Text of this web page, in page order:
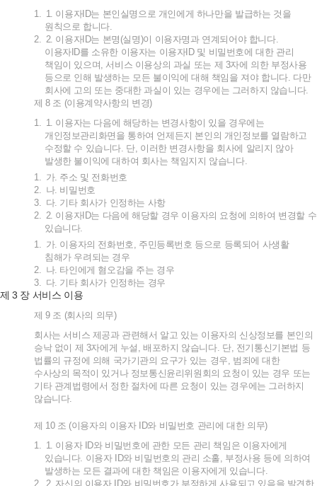
1.
1. 이용자ID는 본인실명으로 개인에게 하나만을 발급하는 것을
원칙으로 합니다.
2.
2. 이용자ID는 본명 (실명)이 이용자명과 연계되어야 합니다.
이용자ID를 소유한 이용자는 이용자ID 및 비밀번호에 대한 관리
책임이 있으며 서비스 이용상의 과실 또는 제 3자에 의한 부정사용
등으로 인해 발생하는 모든 불이익에 대해 책임을 져야 합니다. 다만
회사에 고의 또는 중대한 과실이 있는 경우에는 그러하지 않습니다.
제 8 조 (이용계약사항의 변경)
1.
1. 이용자는 다음에 해당하는 변경사항이 있을 경우에는
개인정보관리화면을 통하여 언제든지 본인의 개인정보를 열람하고
수정할 수 있습니다 단, 이러한 변경사항을 회사에 알리지 않아
발생한 불이익에 대하여 회사는 책임지지 않습니다.
1.
가. 주소 및 전화번호
2.
나. 비밀번호
3.
다. 기타 회사가 인정하는 사항
2.
2. 이용자ID는 다음에 해당할 경우 이용자의 요청에 의하여 변경할 수
있습니다.
1.
가. 이용자의 전화번호 주민등록번호 등으로 등록되어 사생활
침해가 우려되는 경우
2.
나. 타인에게 혐오감을 주는 경우
3.
다. 기타 회사가 인정하는 경우
제 3 장 서비스 이용
제 9 조 (회사의 의무)
회사는 서비스 제공과 관련해서 알고 있는 이용자의 신상정보를 본인의
승낙 없이 제 3자에게 누설 ,배포하지 않습니다. 단, 전기통신기본법 등
법률의 규정에 의해 국가기관의 요구가 있는 경우 범죄에 대한
수사상의 목적이 있거나 정보통신윤리위원회의 요청이 있는 경우 또는
기타 관계법령에서 정한 절차에 따른 요청이 있는 경우에는 그러하지
않습니다.
제 10 조 (이용자의 이용자ID와 비밀번호 관리에 대한 의무)
1.
1. 이용자ID와 비밀번호에 관한 모든 관리 책임은 이용자에게
있습니다. 이용자ID와 비밀번호의 관리 소홀 부정사용 등에 의하여
발생하는 모든 결과에 대한 책임은 이용자에게 있습니다.
2.
2. 자신의 이용자ID와 비밀번호가 부정하게 사용되고 있음을 발견한